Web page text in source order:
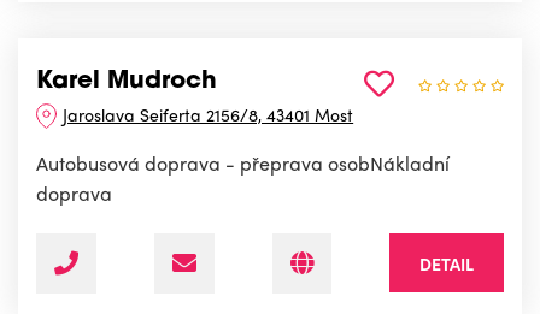
Karel Mudroch
Jaroslava Seiferta 2156/8, 43401 Most
Autobusová doprava - přeprava osobNákladní
doprava
DETAIL